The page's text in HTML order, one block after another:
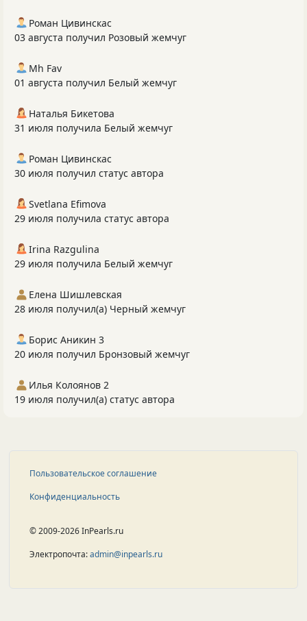
Роман Цивинскас
03 августа получил Розовый жемчуг
Mh Fav
01 августа получил Белый жемчуг
Наталья Бикетова
31 июля получила Белый жемчуг
Роман Цивинскас
30 июля получил статус автора
Svetlana Efimova
29 июля получила статус автора
Irina Razgulina
29 июля получила Белый жемчуг
Елена Шишлевская
28 июля получил(а) Черный жемчуг
Борис Аникин 3
20 июля получил Бронзовый жемчуг
Илья Колоянов 2
19 июля получил(а) статус автора
Пользовательское соглашение
Конфиденциальность
© 2009-2026 InPearls.ru
Электропочта:admin@inpearls.ru